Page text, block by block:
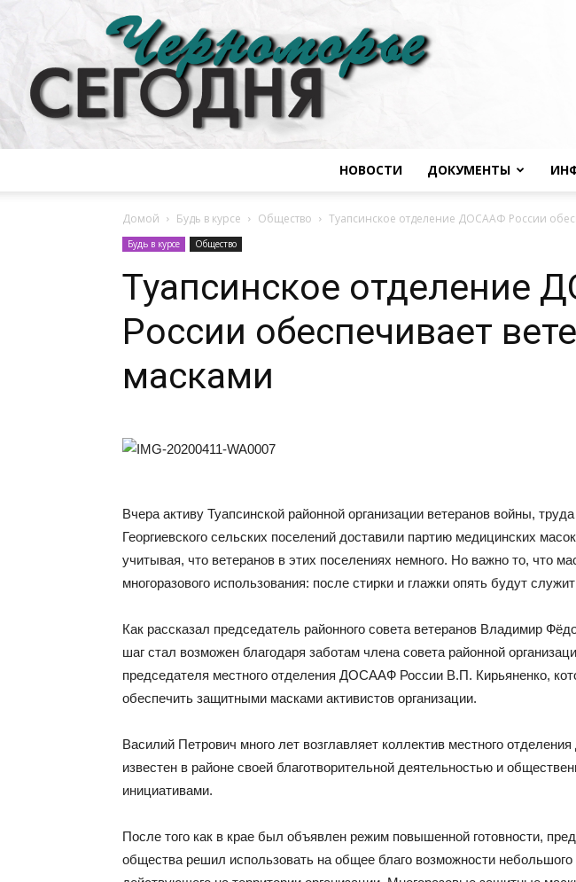
НОВОСТИ ДОКУМЕНТЫ
Домой Будь в курсе Общество Туапсинское отделение ДОСААФ России
Будь в курсе Общество
Туапсинское отделение
России обеспечивает
масками
Вчера активу Туапсинской районной организации ветеранов войны,
Георгиевского сельских поселений доставили партию медицинских
учитывая, что ветеранов в этих поселениях немного. Но важно то, что
многоразового использования: после стирки и глажки опять будут
Как рассказал председатель районного совета ветеранов Владимир
шаг стал возможен благодаря заботам члена совета районной
председателя местного отделения ДОСААФ России В.П. Кирьяненко,
обеспечить защитными масками активистов организации.
Василий Петрович много лет возглавляет коллектив местного
известен в районе своей благотворительной деятельностью и
инициативами.
После того как в крае был объявлен режим повышенной готовности,
общества решил использовать на общее благо возможности небольшого